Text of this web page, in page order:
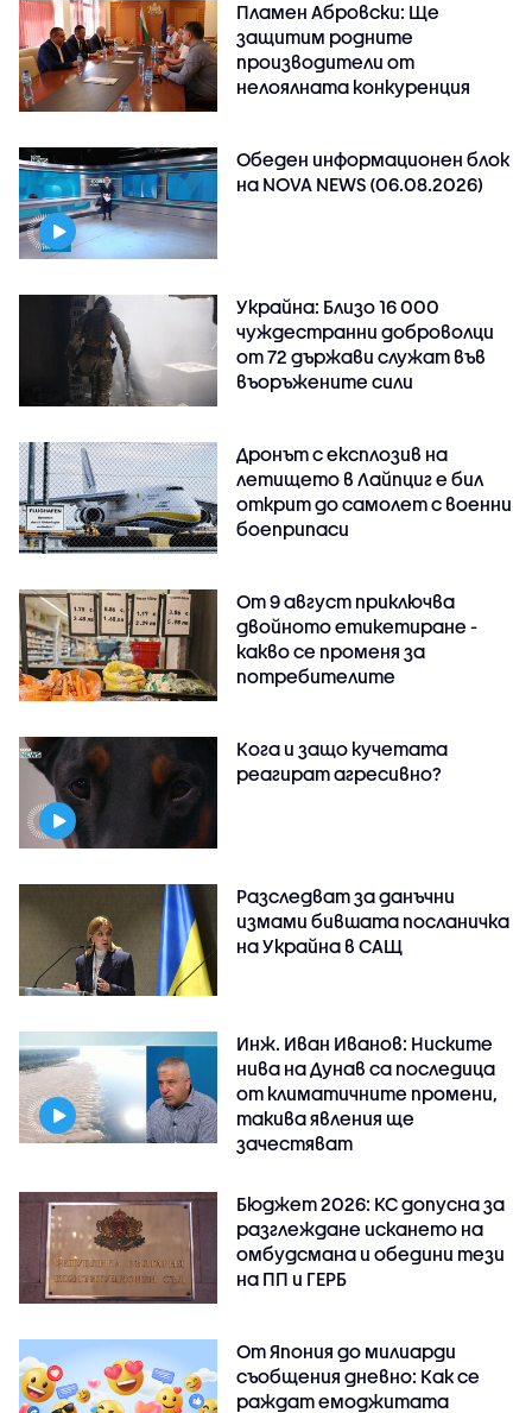
Пламен Абровски: Ще
защитим родните
производители от
нелоялната конкуренция
Обеден информационен блок
на NOVA NEWS (06.08.2026)
Украйна: Близо 16 000
чуждестранни доброволци
от 72 държави служат във
въоръжените сили
Дронът с експлозив на
летището в Лайпциг е бил
открит до самолет с военни
боеприпаси
От 9 август приключва
двойното етикетиране -
какво се променя за
потребителите
Кога и защо кучетата
реагират агресивно?
Разследват за данъчни
измами бившата посланичка
на Украйна в САЩ
Инж. Иван Иванов: Ниските
нива на Дунав са последица
от климатичните промени,
такива явления ще
зачестяват
Бюджет 2026: КС допусна за
разглеждане искането на
омбудсмана и обедини тези
на ПП и ГЕРБ
От Япония до милиарди
съобщения дневно: Как се
раждат емоджитата